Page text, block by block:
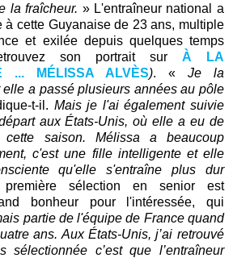
la fraîcheur. » L'entraîneur national a
à cette Guyanaise de 23 ans, multiple
et exilée depuis quelques temps
son portrait sur À LA
... MÉLISSA ALVÈS). « Je
la
elle a passé plusieurs annéesau pôle
t-il. Mais je l'ai également suivie
aux États-Unis, où elle a eu de
saison. Mélissa a beaucoup
c'est une fille intelligente et elle
qu'elle s'entraîne plus dur
première sélection en senior est
bonheur pour l'intéressée, qui
partie de l'équipe de France quand
ans. Aux États-Unis, j’ai retrouvé
c’est que l’entraîneur